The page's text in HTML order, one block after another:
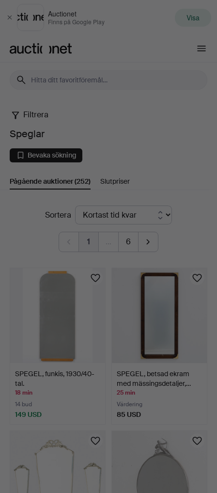
Stäng
Auctionet
Finns på Google Play Visa
Speglar
Filtrera
Speglar
Bevaka sökning
Pågående auktioner(252) Slutpriser
PågåendeSortera
1 … 6
SPEGEL, funkis, 1930/40-
tal.
18 min
14 bud
149 USD
SPEGEL, betsad ekram
med mässingsdetaljer,…
25 min
Värdering
85 USD